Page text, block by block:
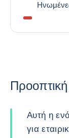
Προοπτική
Αυτή η
για